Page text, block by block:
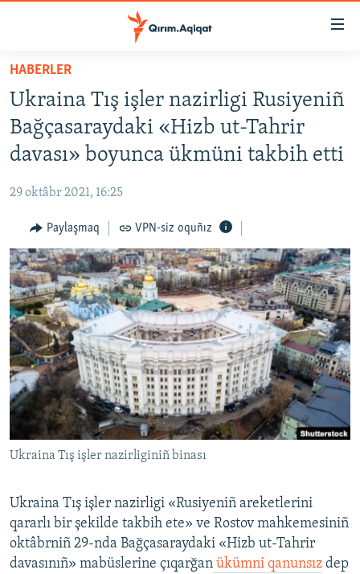
Esas
qaytmaq
Baş
navigatsiyağa
qaytmaq
Qıdıruvğa
HABERLER
SİYASET
İQTİSADİYAT
MEDENİYET
İNSAN AQLARI
VİDEO
SÜRET
BLOGLAR
FİKİR
Русский
Українською
QOŞULIÑIZ!
RFE/RS bütün saytları
HABERLER
Ukraina Tış işler nazirligi Rusiyeniñ
Bağçasaraydaki «Hizb ut-Tahrir
davası» boyunca ükmüni takbih etti
29 oktâbr 2021, 16:25
Paylaşmaq VPN-siz oquñız
Ukraina Tış işler nazirliginiñ binası
Ukraina Tış işler nazirligi «Rusiyeniñ areketlerini
qararlı bir şekilde takbih ete» ve Rostov mahkemesiniñ
oktâbrniñ 29-nda Bağçasaraydaki «Hizb ut-Tahrir
davasınıñ» mabüslerine çıqarğan ükümni qanunsız dep